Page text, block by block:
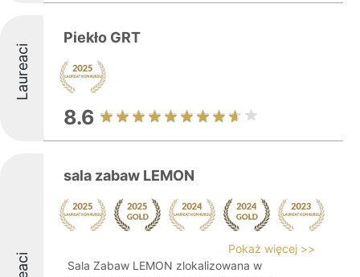
Laureaci
Piekło GRT
8.6
sala zabaw LEMON
Pokaż więcej >>
Sala Zabaw LEMON zlokalizowana w